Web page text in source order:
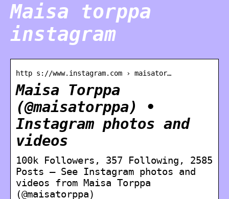
Maisa torppa
instagram
http s://www.instagram.com › maisator…
Maisa Torppa
(@maisatorppa) •
Instagram photos and
videos
100k Followers, 357 Following, 2585
Posts – See Instagram photos and
videos from Maisa Torppa
(@maisatorppa)